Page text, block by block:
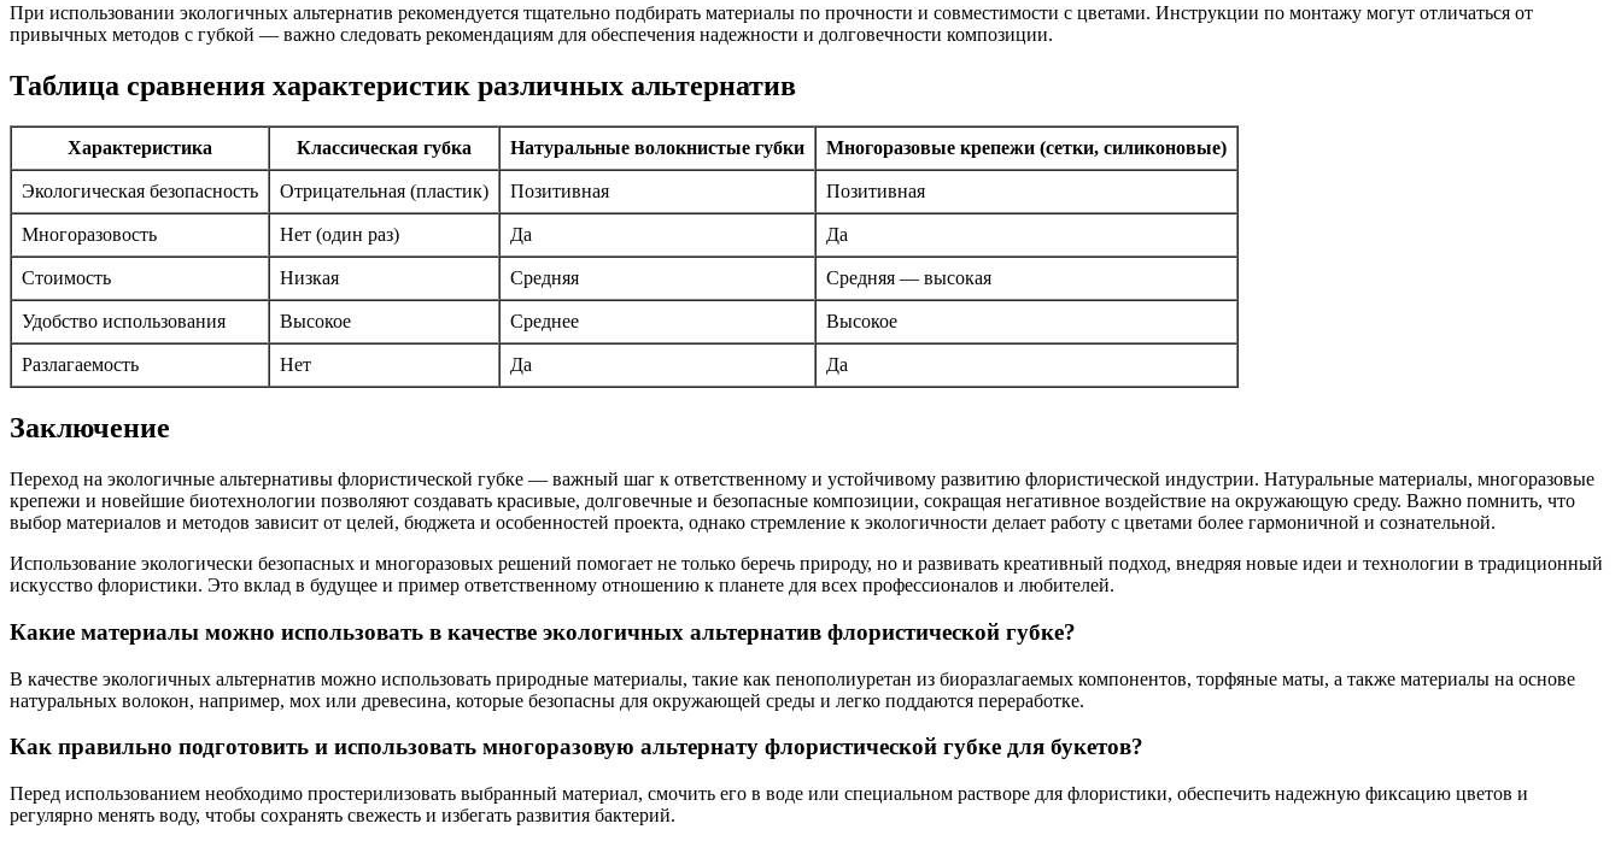
При использовании экологичных альтернатив рекомендуется тщательно подбирать материалы по прочности и совместимости с цветами. Инструкции по монтажу могут отличаться от
привычных методов с губкой — важно следовать рекомендациям для обеспечения надежности и долговечности композиции.
Таблица сравнения характеристик различных альтернатив
Характеристика Классическая губка Натуральные волокнистые губки Многоразовые крепежи (сетки, силиконовые)
Экологическая безопасность Отрицательная (пластик) Позитивная Позитивная
Многоразовость Нет (один раз) Да Да
Стоимость Низкая Средняя Средняя — высокая
Удобство использования Высокое Среднее Высокое
Разлагаемость Нет Да Да
Заключение
Переход на экологичные альтернативы флористической губке — важный шаг к ответственному и устойчивому развитию флористической индустрии. Натуральные материалы, многоразовые
крепежи и новейшие биотехнологии позволяют создавать красивые, долговечные и безопасные композиции, сокращая негативное воздействие на окружающую среду. Важно помнить, что
выбор материалов и методов зависит от целей, бюджета и особенностей проекта, однако стремление к экологичности делает работу с цветами более гармоничной и сознательной.
Использование экологически безопасных и многоразовых решений помогает не только беречь природу, но и развивать креативный подход, внедряя новые идеи и технологии в традиционный
искусство флористики. Это вклад в будущее и пример ответственному отношению к планете для всех профессионалов и любителей.
Какие материалы можно использовать в качестве экологичных альтернатив флористической губке?
В качестве экологичных альтернатив можно использовать природные материалы, такие как пенополиуретан из биоразлагаемых компонентов, торфяные маты, а также материалы на основе
натуральных волокон, например, мох или древесина, которые безопасны для окружающей среды и легко поддаются переработке.
Как правильно подготовить и использовать многоразовую альтернату флористической губке для букетов?
Перед использованием необходимо простерилизовать выбранный материал, смочить его в воде или специальном растворе для флористики, обеспечить надежную фиксацию цветов и
регулярно менять воду, чтобы сохранять свежесть и избегать развития бактерий.